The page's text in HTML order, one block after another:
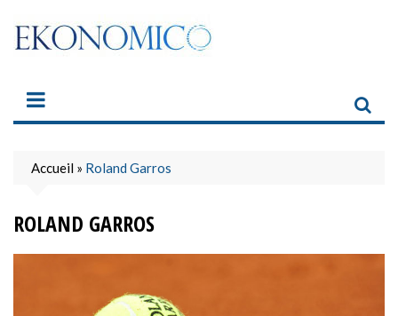
content
Accueil » Roland Garros
ROLAND GARROS